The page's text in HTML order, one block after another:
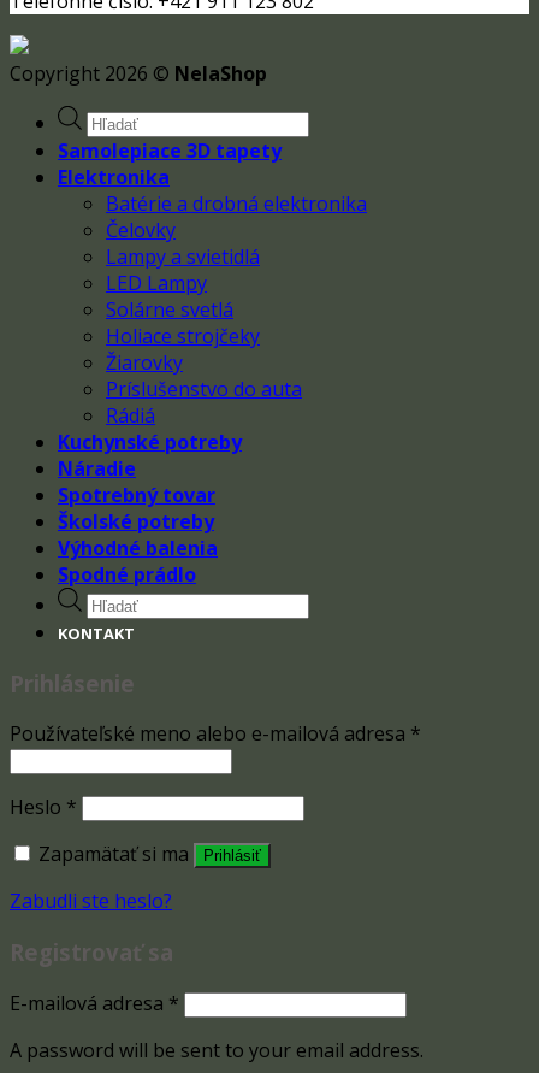
Copyright 2026 © NelaShop
Products
search
Samolepiace 3D tapety
Elektronika
Batérie a drobná elektronika
Čelovky
Lampy a svietidlá
LED Lampy
Solárne svetlá
Holiace strojčeky
Žiarovky
Príslušenstvo do auta
Rádiá
Kuchynské potreby
Náradie
Spotrebný tovar
Školské potreby
Výhodné balenia
Spodné prádlo
Products
search
KONTAKT
Prihlásenie
Používateľské meno alebo e-mailová adresa *
Heslo *
Zapamätať si ma
Prihlásiť
Zabudli ste heslo?
Registrovať sa
E-mailová adresa *
A password will be sent to your email address.